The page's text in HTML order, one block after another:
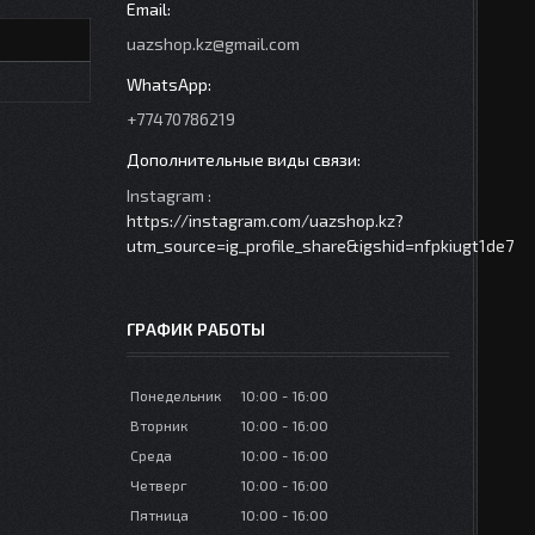
uazshop.kz@gmail.com
+77470786219
Instagram
https://instagram.com/uazshop.kz?
utm_source=ig_profile_share&igshid=nfpkiugt1de7
ГРАФИК РАБОТЫ
Понедельник 10:00
16:00
Вторник
10:00
16:00
Среда
10:00
16:00
Четверг
10:00
16:00
Пятница
10:00 16:00